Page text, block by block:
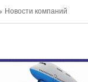
Новости компаний